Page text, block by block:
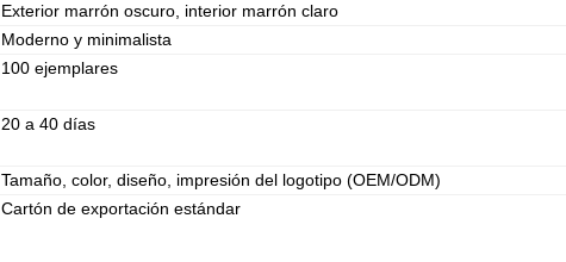
Exterior marrón oscuro, interior marrón claro
Moderno y minimalista
100 ejemplares
20 a 40 días
Tamaño, color, diseño, impresión del logotipo (OEM/ODM)
Cartón de exportación estándar